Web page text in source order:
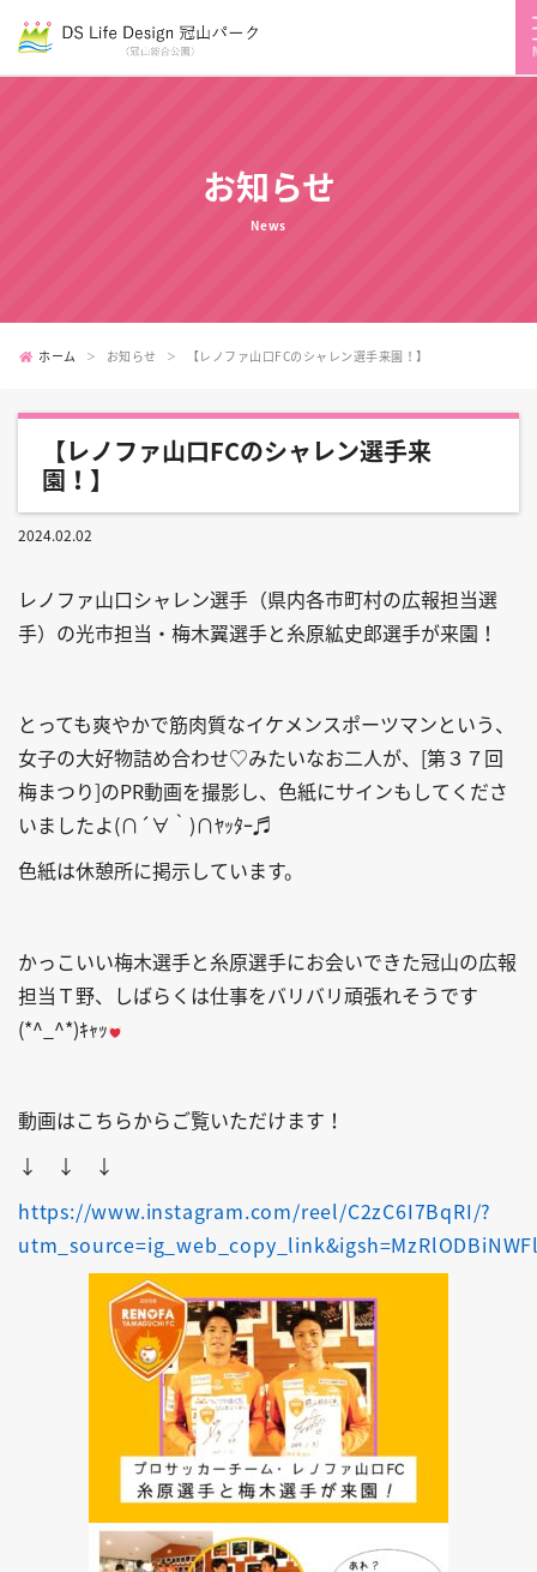
お知らせ
News
ホーム お知らせ 【レノファ山口FCのシャレン選手来園！】
【レノファ山口FCのシャレン選手来
園！】
2024.02.02
レノファ山口シャレン選手（県内各市町村の広報担当選
手）の光市担当・梅木翼選手と糸原絋史郎選手が来園！
とっても爽やかで筋肉質なイケメンスポーツマンという、
女子の大好物詰め合わせ♡みたいなお二人が、[第３７回
梅まつり]のPR動画を撮影し、色紙にサインもしてくださ
いましたよ(∩´∀｀)∩ﾔｯﾀｰ♬
色紙は休憩所に掲示しています。
かっこいい梅木選手と糸原選手にお会いできた冠山の広報
担当Ｔ野、しばらくは仕事をバリバリ頑張れそうです
(*^_^*)ｷｬｯ
動画はこちらからご覧いただけます！
↓ ↓ ↓
https://www.instagram.com/reel/C2zC6I7BqRI/?